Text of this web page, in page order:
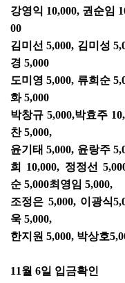
강영익 10,000, 권순임
00
김미선 5,000, 김미성
경 5,000
도미영 5,000, 류희순
화 5,000
박창규 5,000,박효주
찬 5,000,
윤기태 5,000, 윤랑주
희 10,000, 정정선
순 5,000최영임 5,000,
조정은 5,000, 이광식
욱 5,000,
한지원 5,000, 박상호
11월 6일 입금확인